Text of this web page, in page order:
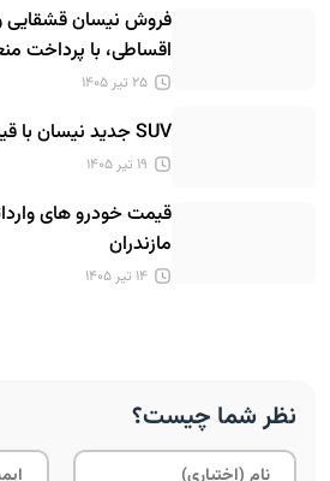
فروش نیسان قشقایی
اقساطی، با پرداخت
۲۵ تیر ۱۴۰۵
SUV جدید نیسان با قیمت ۱۱ هزار دلار!
۱۹ تیر ۱۴۰۵
قیمت خودرو های
مازندران
۱۴ تیر ۱۴۰۵
نظر شما چیست؟